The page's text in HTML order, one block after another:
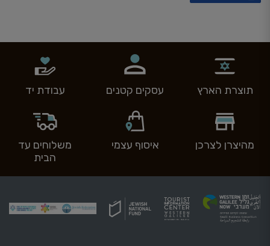
תוצרת הארץ עסקים קטנים עבודת יד
מהיצרן לצרכן איסוף עצמי
משלוחים עד
הבית